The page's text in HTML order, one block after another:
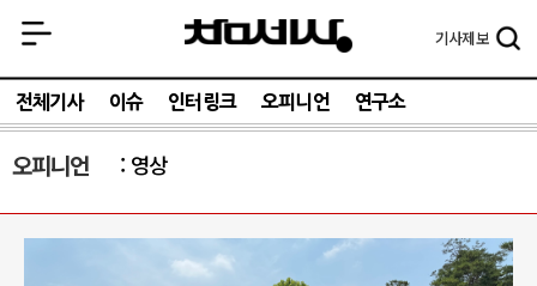
기사제보
전체기사 이슈 인터링크 오피니언 연구소
오피니언 영상